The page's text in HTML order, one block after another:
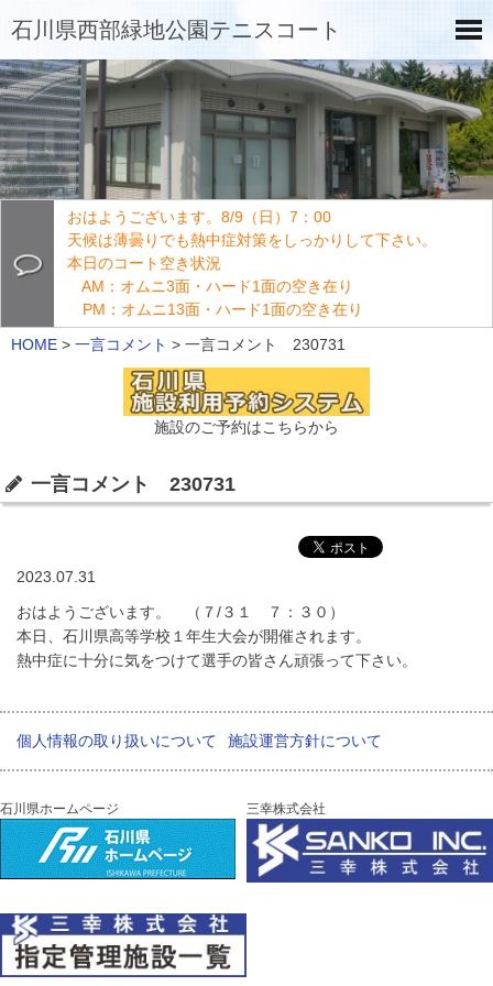
石川県西部緑地公園テニスコート
おはようございます。8/9（日）7：00
天候は薄曇りでも熱中症対策をしっかりして下さい。
本日のコート空き状況
AM：オムニ3面・ハード1面の空き在り
PM：オムニ13面・ハード1面の空き在り
HOME > 一言コメント > 一言コメント 230731
施設のご予約はこちらから
一言コメント 230731
2023.07.31
おはようございます。 （７/３１ ７：３０）
本日、石川県高等学校１年生大会が開催されます。
熱中症に十分に気をつけて選手の皆さん頑張って下さい。
個人情報の取り扱いについて 施設運営方針について
石川県ホームページ 三幸株式会社